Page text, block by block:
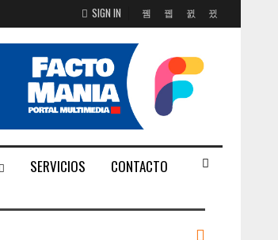
SIGN IN
SERVICIOS CONTACTO